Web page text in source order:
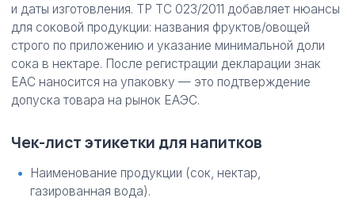
и даты изготовления. ТР ТС 023/2011 добавляет нюансы
для соковой продукции: названия фруктов/овощей
строго по приложению и указание минимальной доли
сока в нектаре. После регистрации декларации знак
ЕАС наносится на упаковку — это подтверждение
допуска товара на рынок ЕАЭС.
Чек-лист этикетки для напитков
Наименование продукции (сок, нектар,
газированная вода).